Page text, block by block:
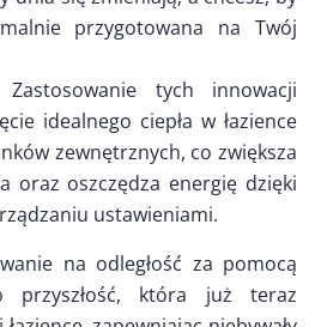
przygotowana na Twój
Zastosowanie tych innowacji
idealnego ciepła w łazience
zewnętrznych, co zwiększa
oraz oszczędza energię dzięki
ustawieniami.
na odległość za pomocą
przyszłość, która już teraz